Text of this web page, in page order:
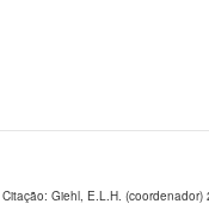
Citação: Giehl, E.L.H.